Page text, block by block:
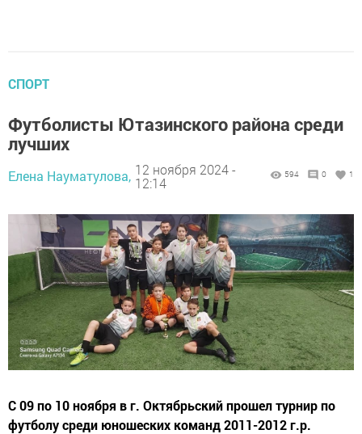
СПОРТ
Футболисты Ютазинского района среди
лучших
Елена Науматулова, 12 ноября 2024 -
12:14
594 0 1
С 09 по 10 ноября в г. Октябрьский прошел турнир по
футболу среди юношеских команд 2011-2012 г.р.